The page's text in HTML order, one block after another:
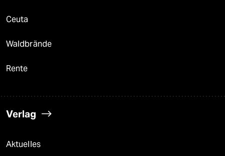
Ceuta
Waldbrände
Rente
Verlag
Aktuelles